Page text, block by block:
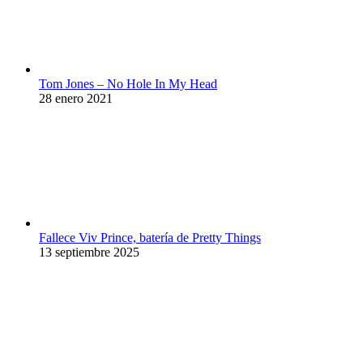
Tom Jones – No Hole In My Head
28 enero 2021
Fallece Viv Prince, batería de Pretty Things
13 septiembre 2025